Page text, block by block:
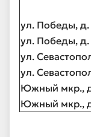
ул. Победы, д.
ул. Победы, д.
ул.
ул.
Южный мкр.,
Южный мкр.,